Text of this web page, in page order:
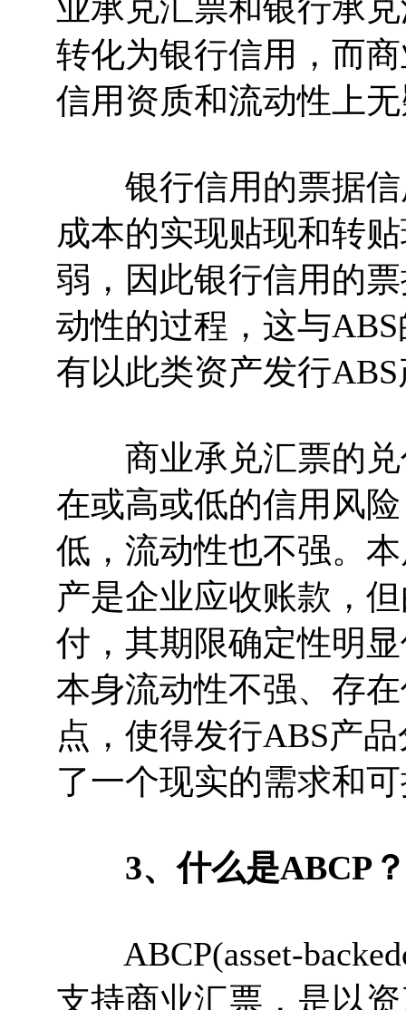
业承兑汇票和银行承
转化为银行信用，而
信用资质和流动性上
银行信用的票据信
成本的实现贴现和转
弱，因此银行信用的
动性的过程，这与
有以此类资产发行
商业承兑汇票的兑
在或高或低的信用风
低，流动性也不强。
产是企业应收账款，
付，其期限确定性明
本身流动性不强、存
点，使得发行ABS产
了一个现实的需求和
3、什么是ABCP？
ABCP(asset-
支持商业汇票，是以